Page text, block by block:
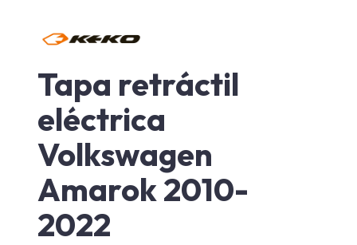
Tapa retráctil
eléctrica
Volkswagen
Amarok 2010-
2022